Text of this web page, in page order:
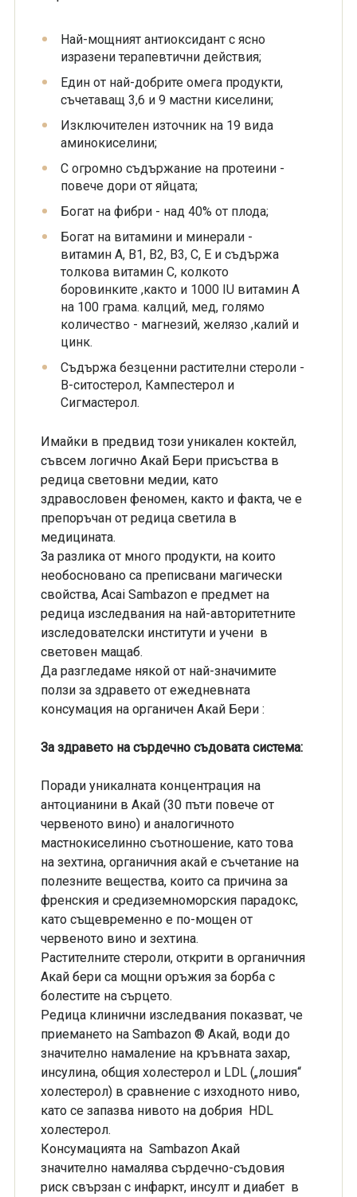
Най-мощният антиоксидант с ясно
изразени терапевтични действия;
Един от най-добрите омега продукти,
съчетаващ 3,6 и 9 мастни киселини;
Изключителен източник на 19 вида
аминокиселини;
С огромно съдържание на протеини -
повече дори от яйцата;
Богат на фибри - над 40% от плода;
Богат на витамини и минерали -
витамин А, В1, В2, В3, С, Е и съдържа
толкова витамин С, колкото
боровинките ,както и 1000 IU витамин А
на 100 грама. калций, мед, голямо
количество - магнезий, желязо ,калий и
цинк.
Съдържа безценни растителни стероли -
B-ситостерол, Кампестерол и
Сигмастерол.
Имайки в предвид този уникален коктейл,
съвсем логично Акай Бери присъства в
редица световни медии, като
здравословен феномен, както и факта, че е
препоръчан от редица светила в
медицината.
За разлика от много продукти, на които
необосновано са преписвани магически
свойства, Acai Sambazon е предмет на
редица изследвания на най-авторитетните
изследователски институти и учени в
световен мащаб.
Да разгледаме някой от най-значимите
ползи за здравето от ежедневната
консумация на органичен Акай Бери :
За здравето на сърдечно съдовата система:
Поради уникалната концентрация на
антоцианини в Акай (30 пъти повече от
червеното вино) и аналогичното
мастнокиселинно съотношение, като това
на зехтина, органичния акай е съчетание на
полезните вещества, които са причина за
френския и средиземноморския парадокс,
като същевременно е по-мощен от
червеното вино и зехтина.
Растителните стероли, открити в органичния
Акай бери са мощни оръжия за борба с
болестите на сърцето.
Редица клинични изследвания показват, че
приемането на Sambazon ® Акай, води до
значително намаление на кръвната захар,
инсулина, общия холестерол и LDL („лошия“
холестерол) в сравнение с изходното ниво,
като се запазва нивото на добрия HDL
холестерол.
Консумацията на Sambazon Акай
значително намалява сърдечно-съдовия
риск свързан с инфаркт, инсулт и диабет в